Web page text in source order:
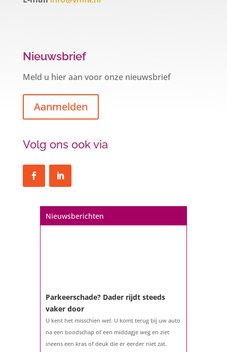
Nieuwsbrief
Meld u hier aan voor onze nieuwsbrief
Aanmelden
Volg ons ook via
Nieuwsberichten
Parkeerschade? Dader rijdt steeds
vaker door
U kent het misschien wel. U komt terug bij uw auto
na een boodschap of een middagje weg en ziet
ineens een kras of deuk die er eerder niet zat.